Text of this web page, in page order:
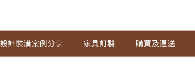
設計裝潢案例分享 家具訂製 購買及運送